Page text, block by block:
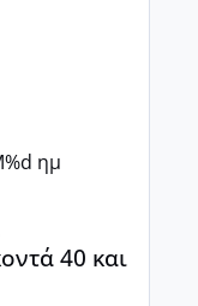
%d ημ
40 και